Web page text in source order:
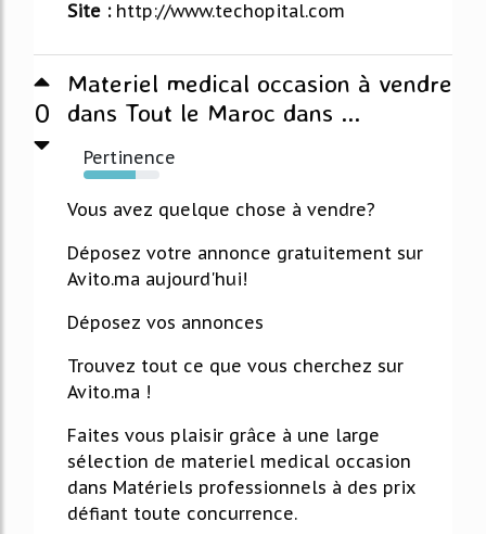
Site : http://www.techopital.com
0
Materiel medical occasion à vendre
dans Tout le Maroc dans ...
Pertinence
69%
Vous avez quelque chose à vendre?
Déposez votre annonce gratuitement sur
Avito.ma aujourd'hui!
Déposez vos annonces
Trouvez tout ce que vous cherchez sur
Avito.ma !
Faites vous plaisir grâce à une large
sélection de materiel medical occasion
dans Matériels professionnels à des prix
défiant toute concurrence.